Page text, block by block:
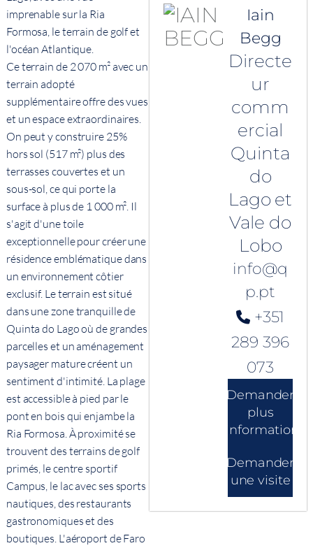
imprenable sur la Ria
Formosa, le terrain de golf et
l'océan Atlantique.
Ce terrain de 2 070 m² avec un
terrain adopté
supplémentaire offre des vues
et un espace extraordinaires.
On peut y construire 25%
hors sol (517 m²) plus des
terrasses couvertes et un
sous-sol, ce qui porte la
surface à plus de 1 000 m². Il
s'agit d'une toile
exceptionnelle pour créer une
résidence emblématique dans
un environnement côtier
exclusif. Le terrain est situé
dans une zone tranquille de
Quinta do Lago où de grandes
parcelles et un aménagement
paysager mature créent un
sentiment d'intimité. La plage
est accessible à pied par le
pont en bois qui enjambe la
Ria Formosa. À proximité se
trouvent des terrains de golf
primés, le centre sportif
Campus, le lac avec ses sports
nautiques, des restaurants
gastronomiques et des
boutiques. L'aéroport de Faro
Iain
Begg
Directe
ur
comm
ercial
Quinta
do
Lago et
Vale do
Lobo
info@q
p.pt
+351
289 396
073
Demander
plus
d'informations
Demander
une visite